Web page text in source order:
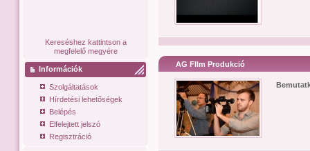
Kereséshez kattintson a
megfelelő megyére
Információk
Szolgáltatások
Hírdetési lehetőségek
Belépés
Elfelejtett jelszó
Regisztráció
AG FIlm Produkció